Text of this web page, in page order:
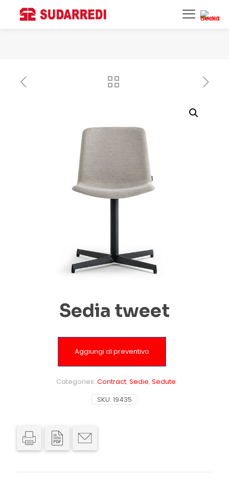
Sedia tweet
Aggiungi al preventivo
SKU: 19435
Categories: Contract, Sedie, Sedute